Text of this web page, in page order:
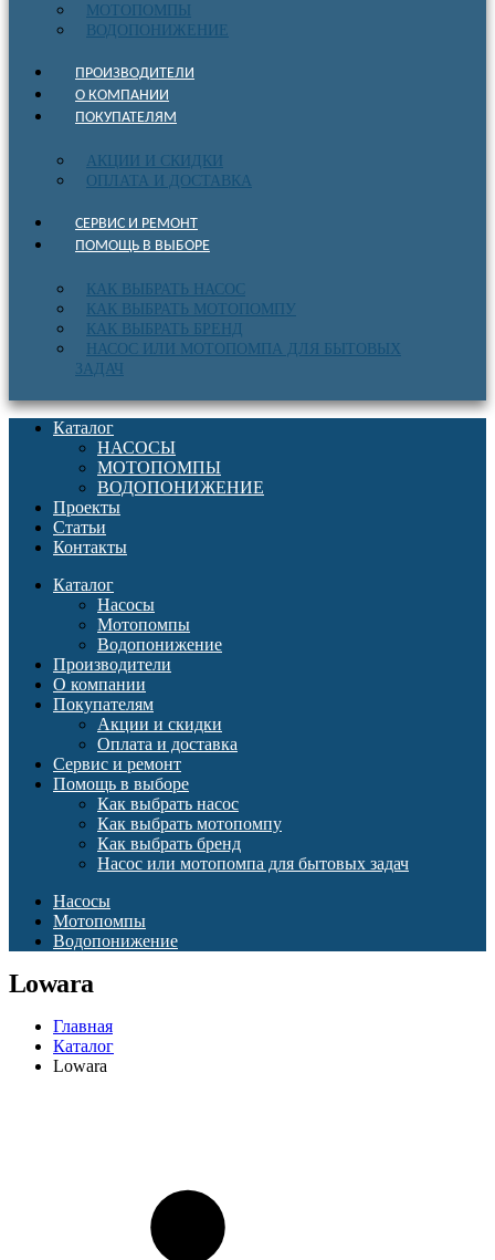
МОТОПОМПЫ
ВОДОПОНИЖЕНИЕ
ПРОИЗВОДИТЕЛИ
О КОМПАНИИ
ПОКУПАТЕЛЯМ
АКЦИИ И СКИДКИ
ОПЛАТА И ДОСТАВКА
СЕРВИС И РЕМОНТ
ПОМОЩЬ В ВЫБОРЕ
КАК ВЫБРАТЬ НАСОС
КАК ВЫБРАТЬ МОТОПОМПУ
КАК ВЫБРАТЬ БРЕНД
НАСОС ИЛИ МОТОПОМПА ДЛЯ БЫТОВЫХ
ЗАДАЧ
Каталог
НАСОСЫ
МОТОПОМПЫ
ВОДОПОНИЖЕНИЕ
Проекты
Статьи
Контакты
Каталог
Насосы
Мотопомпы
Водопонижение
Производители
О компании
Покупателям
Акции и скидки
Оплата и доставка
Сервис и ремонт
Помощь в выборе
Как выбрать насос
Как выбрать мотопомпу
Как выбрать бренд
Насос или мотопомпа для бытовых задач
Насосы
Мотопомпы
Водопонижение
Lowara
Главная
Каталог
Lowara